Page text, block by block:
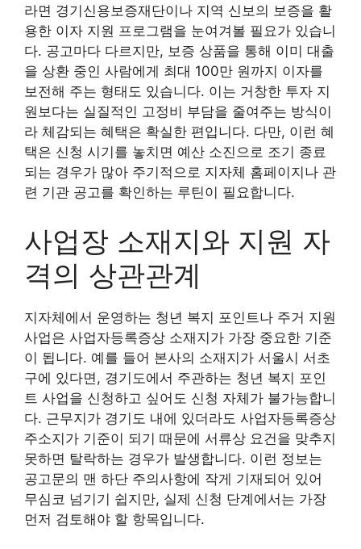
라면 경기신용보증재단이나 지역 신보의 보증을 활
용한 이자 지원 프로그램을 눈여겨볼 필요가 있습니
다. 공고마다 다르지만, 보증 상품을 통해 이미 대출
을 상환 중인 사람에게 최대 100만 원까지 이자를
보전해 주는 형태도 있습니다. 이는 거창한 투자 지
원보다는 실질적인 고정비 부담을 줄여주는 방식이
라 체감되는 혜택은 확실한 편입니다. 다만, 이런 혜
택은 신청 시기를 놓치면 예산 소진으로 조기 종료
되는 경우가 많아 주기적으로 지자체 홈페이지나 관
련 기관 공고를 확인하는 루틴이 필요합니다.
사업장 소재지와 지원 자
격의 상관관계
지자체에서 운영하는 청년 복지 포인트나 주거 지원
사업은 사업자등록증상 소재지가 가장 중요한 기준
이 됩니다. 예를 들어 본사의 소재지가 서울시 서초
구에 있다면, 경기도에서 주관하는 청년 복지 포인
트 사업을 신청하고 싶어도 신청 자체가 불가능합니
다. 근무지가 경기도 내에 있더라도 사업자등록증상
주소지가 기준이 되기 때문에 서류상 요건을 맞추지
못하면 탈락하는 경우가 발생합니다. 이런 정보는
공고문의 맨 하단 주의사항에 작게 기재되어 있어
무심코 넘기기 쉽지만, 실제 신청 단계에서는 가장
먼저 검토해야 할 항목입니다.